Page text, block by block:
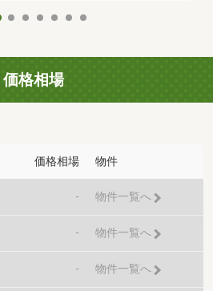
価格相場
価格相場 物件
- 物件一覧へ
- 物件一覧へ
- 物件一覧へ